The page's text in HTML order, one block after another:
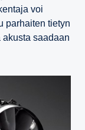
voi
parhaiten tietyn
saadaan